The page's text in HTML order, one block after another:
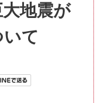
地震が
て